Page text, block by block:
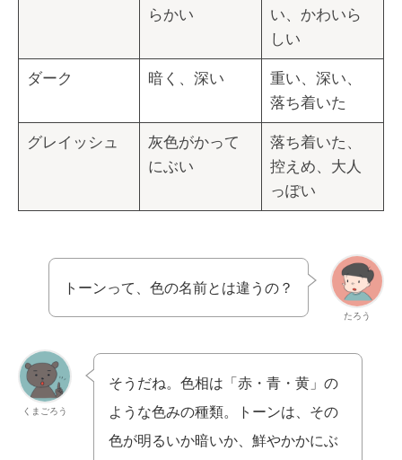
らかい
い、かわいら
しい
ダーク 暗く、深い
重い、深い、
落ち着いた
グレイッシュ
灰色がかって
にぶい
落ち着いた、
控えめ、大人
っぽい
たろう
トーンって、色の名前とは違うの？
くまごろう
そうだね。色相は「赤・青・黄」の
ような色みの種類。トーンは、その
色が明るいか暗いか、鮮やかかにぶ